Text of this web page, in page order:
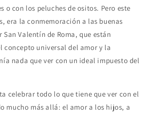
o con los peluches de ositos. Pero este
, era la conmemoración a las buenas
San Valentín de Roma,que están
concepto universal del amor y la
nada que ver con un ideal impuesto del
celebrar todo lo que tiene que ver con el
mucho más allá: el amor a los hijos, a